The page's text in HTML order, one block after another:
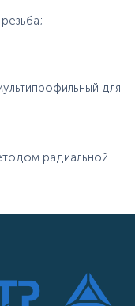
для
радиальной